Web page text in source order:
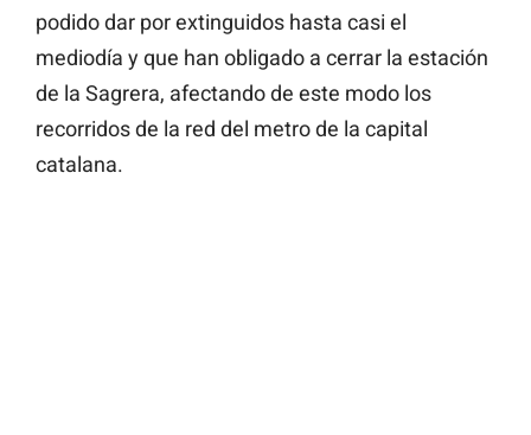
podido dar por extinguidos hasta casi el
mediodía y que han obligado a cerrar la estación
de la Sagrera, afectando de este modo los
recorridos de la red del metro de la capital
catalana.